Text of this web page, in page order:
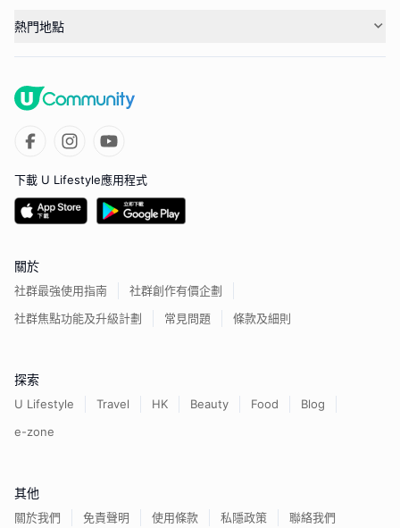
熱門地點
下載 U Lifestyle應用程式
關於
社群最強使用指南
社群創作有價企劃
社群焦點功能及升級計劃
常見問題 條款及細則
探索
U Lifestyle Travel HK Beauty Food
Blog
e-zone
其他
關於我們 免責聲明 使用條款 私隱政策 聯絡我們